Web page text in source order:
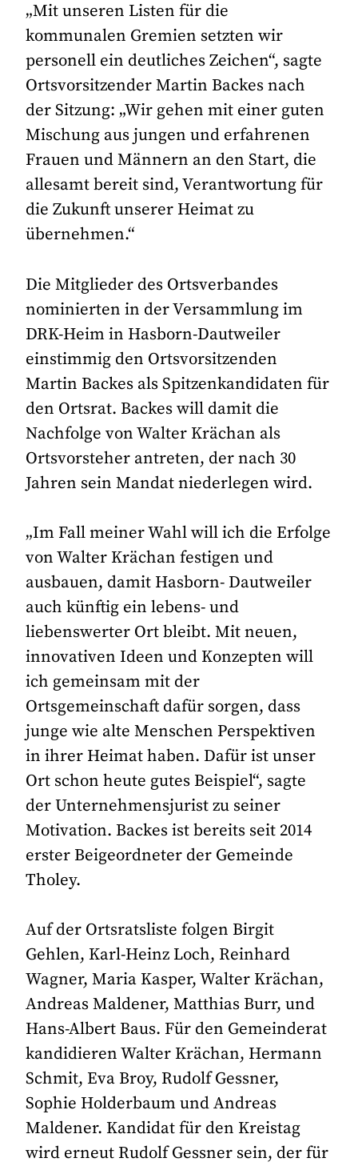
„Mit unseren Listen für die
kommunalen Gremien setzten wir
personell ein deutliches Zeichen“, sagte
Ortsvorsitzender Martin Backes nach
der Sitzung: „Wir gehen mit einer guten
Mischung aus jungen und erfahrenen
Frauen und Männern an den Start, die
allesamt bereit sind, Verantwortung für
die Zukunft unserer Heimat zu
übernehmen.“
Die Mitglieder des Ortsverbandes
nominierten in der Versammlung im
DRK-Heim in Hasborn-Dautweiler
einstimmig den Ortsvorsitzenden
Martin Backes als Spitzenkandidaten für
den Ortsrat. Backes will damit die
Nachfolge von Walter Krächan als
Ortsvorsteher antreten, der nach 30
Jahren sein Mandat niederlegen wird.
„Im Fall meiner Wahl will ich die Erfolge
von Walter Krächan festigen und
ausbauen, damit Hasborn- Dautweiler
auch künftig ein lebens- und
liebenswerter Ort bleibt. Mit neuen,
innovativen Ideen und Konzepten will
ich gemeinsam mit der
Ortsgemeinschaft dafür sorgen, dass
junge wie alte Menschen Perspektiven
in ihrer Heimat haben. Dafür ist unser
Ort schon heute gutes Beispiel“, sagte
der Unternehmensjurist zu seiner
Motivation. Backes ist bereits seit 2014
erster Beigeordneter der Gemeinde
Tholey.
Auf der Ortsratsliste folgen Birgit
Gehlen, Karl-Heinz Loch, Reinhard
Wagner, Maria Kasper, Walter Krächan,
Andreas Maldener, Matthias Burr, und
Hans-Albert Baus. Für den Gemeinderat
kandidieren Walter Krächan, Hermann
Schmit, Eva Broy, Rudolf Gessner,
Sophie Holderbaum und Andreas
Maldener. Kandidat für den Kreistag
wird erneut Rudolf Gessner sein, der für